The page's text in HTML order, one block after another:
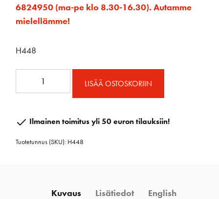
6824950 (ma-pe klo 8.30-16.30). Autamme
mielellämme!
H448
LISÄÄ OSTOSKORIIN
Ilmainen toimitus yli 50 euron tilauksiin!
Tuotetunnus (SKU): H448
Kuvaus Lisätiedot English